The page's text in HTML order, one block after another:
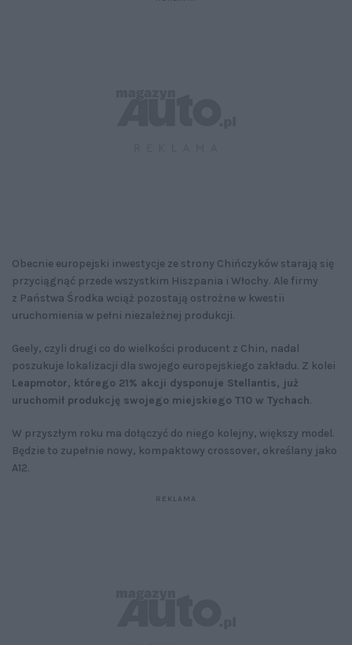
Obecnie europejski inwestycje ze strony Chińczyków starają się
przyciągnąć przede wszystkim Hiszpania i Włochy. Ale firmy
z Państwa Środka wciąż pozostają ostrożne w kwestii
uruchomienia w pełni niezależnej produkcji.
Geely, czyli drugi co do wielkości producent z Chin, nadal
poszukuje lokalizacji dla swojego europejskiego zakładu. Z kolei
Leapmotor, którego 21% akcji dysponuje Stellantis, już
uruchomił produkcję swojego miejskiego T10 w Tychach.
W przyszłym roku ma dołączyć do niego kolejny, większy model.
Będzie to zupełnie nowy, kompaktowy crossover, określany jako
A12.